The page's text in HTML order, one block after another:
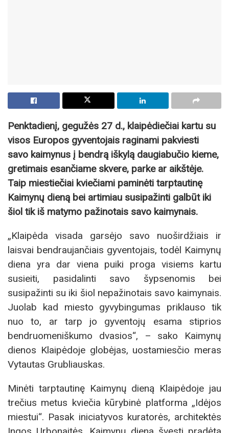
Penktadienį, gegužės 27 d., klaipėdiečiai kartu su
visos Europos gyventojais raginami pakviesti
savo kaimynus į bendrą iškylą daugiabučio kieme,
gretimais esančiame skvere, parke ar aikštėje.
Taip miestiečiai kviečiami paminėti tarptautinę
Kaimynų dieną bei artimiau susipažinti galbūt iki
šiol tik iš matymo pažinotais savo kaimynais.
„Klaipėda visada garsėjo savo nuoširdžiais ir
laisvai bendraujančiais gyventojais, todėl Kaimynų
diena yra dar viena puiki proga visiems kartu
susieiti, pasidalinti savo šypsenomis bei
susipažinti su iki šiol nepažinotais savo kaimynais.
Juolab kad miesto gyvybingumas priklauso tik
nuo to, ar tarp jo gyventojų esama stiprios
bendruomeniškumo dvasios“, – sako Kaimynų
dienos Klaipėdoje globėjas, uostamiesčio meras
Vytautas Grubliauskas.
Minėti tarptautinę Kaimynų dieną Klaipėdoje jau
trečius metus kviečia kūrybinė platforma „Idėjos
miestui“. Pasak iniciatyvos kuratorės, architektės